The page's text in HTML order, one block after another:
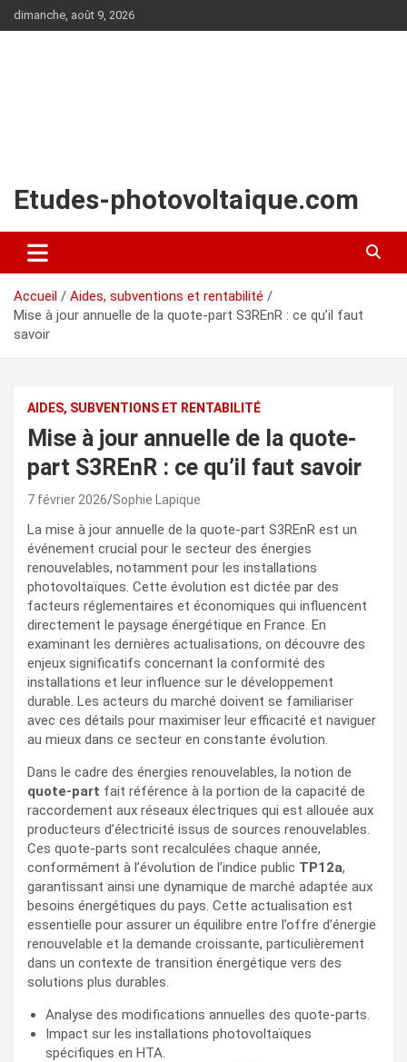
Aller
au
dimanche, août 9, 2026
Etudes-photovoltaique.com
Accueil
Aides, subventions et rentabilité
Mise à jour annuelle de la quote-part S3REnR : ce qu’il faut
savoir
AIDES, SUBVENTIONS ET RENTABILITÉ
Mise à jour annuelle de la quote-
part S3REnR : ce qu’il faut savoir
7 février 2026 Sophie Lapique
La mise à jour annuelle de la quote-part S3REnR est un
événement crucial pour le secteur des énergies
renouvelables, notamment pour les installations
photovoltaïques. Cette évolution est dictée par des
facteurs réglementaires et économiques qui influencent
directement le paysage énergétique en France. En
examinant les dernières actualisations, on découvre des
enjeux significatifs concernant la conformité des
installations et leur influence sur le développement
durable. Les acteurs du marché doivent se familiariser
avec ces détails pour maximiser leur efficacité et naviguer
au mieux dans ce secteur en constante évolution.
Dans le cadre des énergies renouvelables, la notion de
quote-part fait référence à la portion de la capacité de
raccordement aux réseaux électriques qui est allouée aux
producteurs d’électricité issus de sources renouvelables.
Ces quote-parts sont recalculées chaque année,
conformément à l’évolution de l’indice public TP12a,
garantissant ainsi une dynamique de marché adaptée aux
besoins énergétiques du pays. Cette actualisation est
essentielle pour assurer un équilibre entre l’offre d’énergie
renouvelable et la demande croissante, particulièrement
dans un contexte de transition énergétique vers des
solutions plus durables.
Analyse des modifications annuelles des quote-parts.
Impact sur les installations photovoltaïques
spécifiques en HTA.